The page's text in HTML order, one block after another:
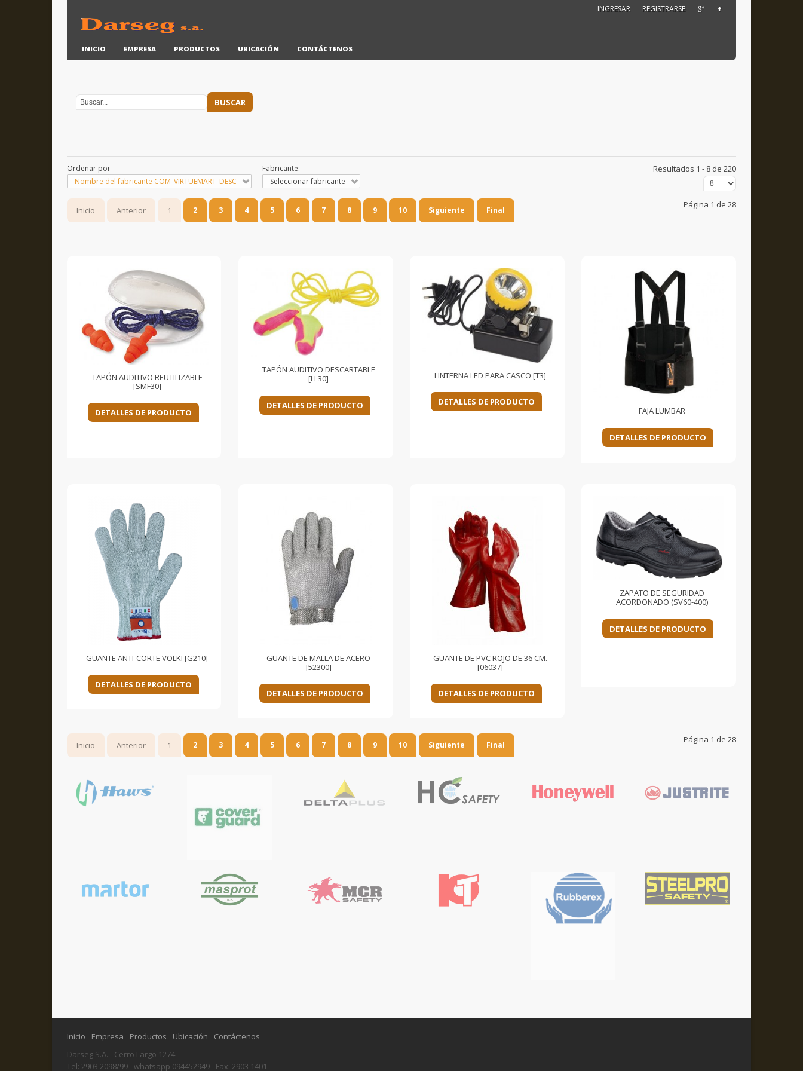
INGRESAR REGISTRARSE
INICIO EMPRESA PRODUCTOS UBICACIÓN CONTÁCTENOS
Ordenar por
Nombre del fabricante COM_VIRTUEMART_DESC
Fabricante:
Seleccionar fabricante
Resultados 1 - 8 de 220
Inicio Anterior 1 2 3 4 5 6 7 8 9 10 Siguiente Final
Página 1 de 28
TAPÓN AUDITIVO REUTILIZABLE
[SMF30]
DETALLES DE PRODUCTO
TAPÓN AUDITIVO DESCARTABLE
[LL30]
DETALLES DE PRODUCTO
LINTERNA LED PARA CASCO [T3]
DETALLES DE PRODUCTO
FAJA LUMBAR
DETALLES DE PRODUCTO
GUANTE ANTI-CORTE VOLKI [G210]
DETALLES DE PRODUCTO
GUANTE DE MALLA DE ACERO
[52300]
DETALLES DE PRODUCTO
GUANTE DE PVC ROJO DE 36 CM.
[06037]
DETALLES DE PRODUCTO
ZAPATO DE SEGURIDAD
ACORDONADO (SV60-400)
DETALLES DE PRODUCTO
Inicio Anterior 1 2 3 4 5 6 7 8 9 10 Siguiente Final
Página 1 de 28
Inicio Empresa Productos Ubicación
Contáctenos
Darseg S.A. - Cerro Largo 1274
Tel: 2903 2098/99 - whatsapp 094452949 - Fax: 2903 1401